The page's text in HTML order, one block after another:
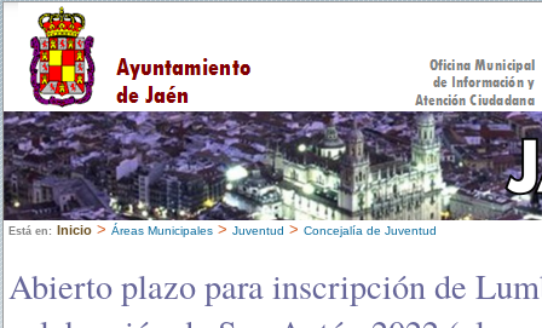
Está en: Inicio > Áreas Municipales > Juventud > Concejalía de Juventud
Abierto plazo para inscripción de